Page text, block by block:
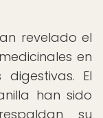
revelado el
en
El
han sido
su